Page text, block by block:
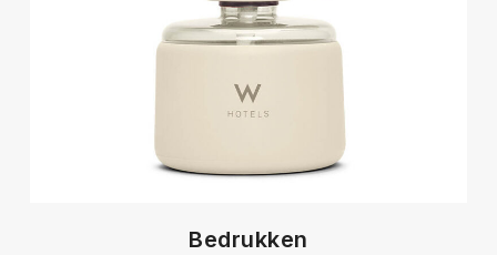
Bedrukken